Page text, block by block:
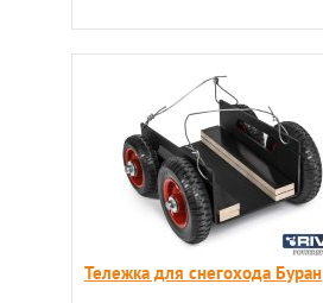
Тележка для снегохода Буран